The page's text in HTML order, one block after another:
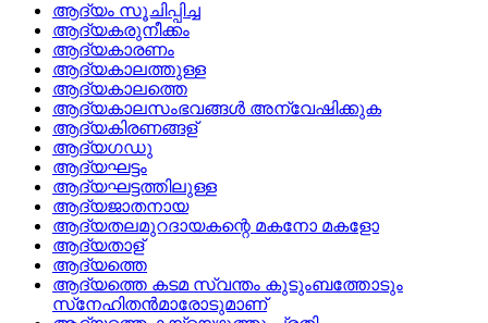
ആദ്യം സൂചിപ്പിച്ച
ആദ്യകരുനീക്കം
ആദ്യകാരണം
ആദ്യകാലത്തുള്ള
ആദ്യകാലത്തെ
ആദ്യകാലസംഭവങ്ങള്‍ അന്വേഷിക്കുക
ആദ്യകിരണങ്ങള്
ആദ്യഗഡു
ആദ്യഘട്ടം
ആദ്യഘട്ടത്തിലുള്ള
ആദ്യജാതനായ
ആദ്യതലമുറദായകന്റെ മകനോ മകളോ
ആദ്യതാള്
ആദ്യത്തെ
ആദ്യത്തെ കടമ സ്വന്തം കുടുംബത്തോടും
സ്‌നേഹിതന്‍മാരോടുമാണ്